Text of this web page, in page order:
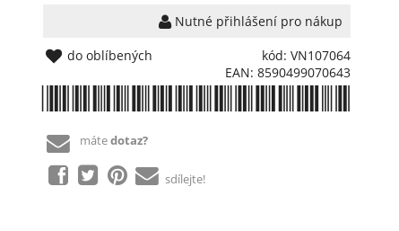
Nutné přihlášení pro nákup
kód: VN107064
EAN: 8590499070643
do oblíbených
mátedotaz?
sdílejte!